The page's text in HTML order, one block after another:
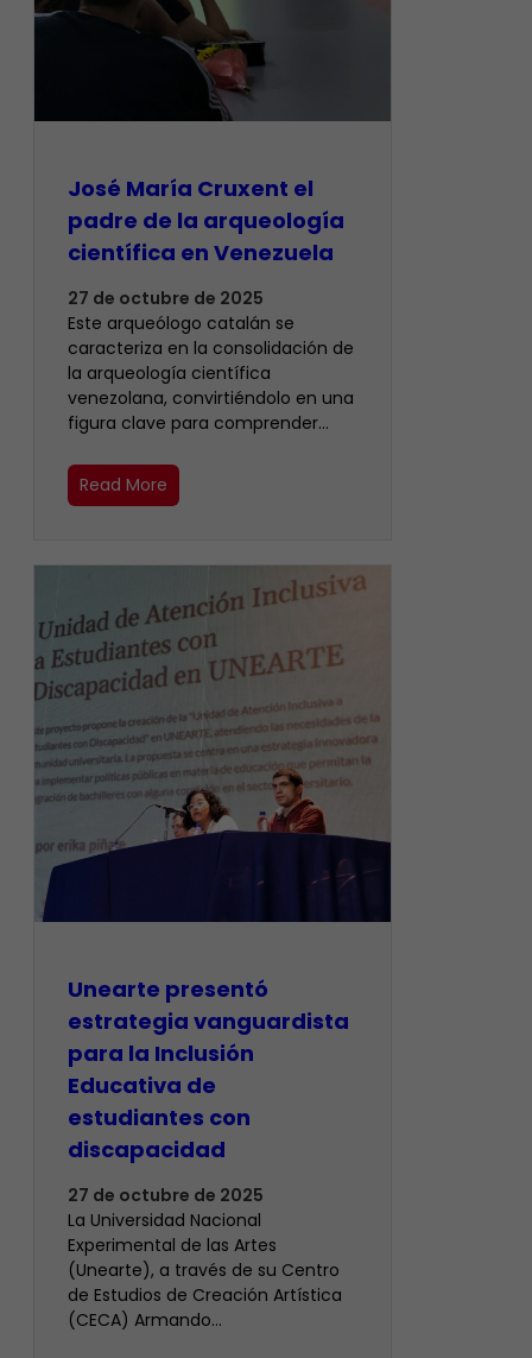
José María Cruxent el
padre de la arqueología
científica en Venezuela
27 de octubre de 2025
Este arqueólogo catalán se
caracteriza en la consolidación de
la arqueología científica
venezolana, convirtiéndolo en una
figura clave para comprender…
Read More
Unearte presentó
estrategia vanguardista
para la Inclusión
Educativa de
estudiantes con
discapacidad
27 de octubre de 2025
​La Universidad Nacional
Experimental de las Artes
(Unearte), a través de su Centro
de Estudios de Creación Artística
(CECA) Armando…